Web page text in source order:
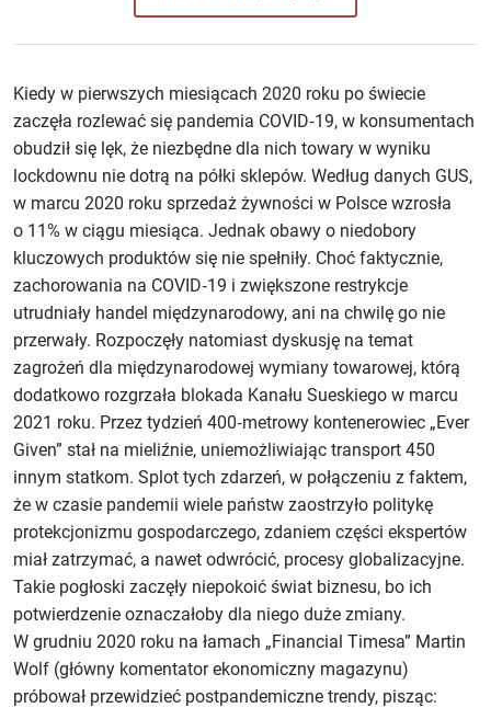
Kiedy w pierwszych miesiącach 2020 roku po świecie
zaczęła rozlewać się pandemia COVID‑19, w konsumentach
obudził się lęk, że niezbędne dla nich towary w wyniku
lockdownu nie dotrą na półki sklepów. Według danych GUS,
w marcu 2020 roku sprzedaż żywności w Polsce wzrosła
o 11% w ciągu miesiąca. Jednak obawy o niedobory
kluczowych produktów się nie spełniły. Choć faktycznie,
zachorowania na COVID‑19 i zwiększone restrykcje
utrudniały handel międzynarodowy, ani na chwilę go nie
przerwały. Rozpoczęły natomiast dyskusję na temat
zagrożeń dla międzynarodowej wymiany towarowej, którą
dodatkowo rozgrzała blokada Kanału Sueskiego w marcu
2021 roku. Przez tydzień 400‑metrowy kontenerowiec „Ever
Given” stał na mieliźnie, uniemożliwiając transport 450
innym statkom. Splot tych zdarzeń, w połączeniu z faktem,
że w czasie pandemii wiele państw zaostrzyło politykę
protekcjonizmu gospodarczego, zdaniem części ekspertów
miał zatrzymać, a nawet odwrócić, procesy globalizacyjne.
Takie pogłoski zaczęły niepokoić świat biznesu, bo ich
potwierdzenie oznaczałoby dla niego duże zmiany.
W grudniu 2020 roku na łamach „Financial Timesa” Martin
Wolf (główny komentator ekonomiczny magazynu)
próbował przewidzieć postpandemiczne trendy, pisząc: